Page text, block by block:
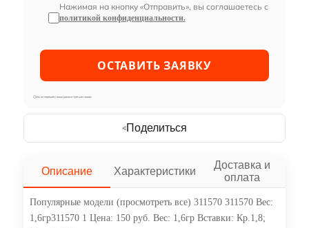
Нажимая на кнопку «Отправить», вы соглашаетесь с
политикой конфиденциальности.
Мы не передаём ваши данные третьим лицам
Поделиться
Описание Характеристики
Доставка и
оплата
Популярные модели (просмотреть все) 311570 311570 Вес:
1,6гр311570 1 Цена: 150 руб. Вес: 1,6гр Вставки: Кр.1,8;